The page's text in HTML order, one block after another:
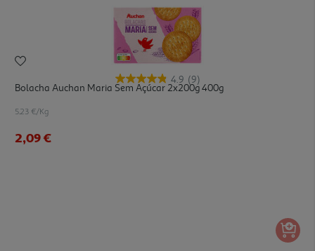
4.9 (9)
Bolacha Auchan Maria Sem Açúcar 2x200g 400g
5.23 €/Kg
2,09 €